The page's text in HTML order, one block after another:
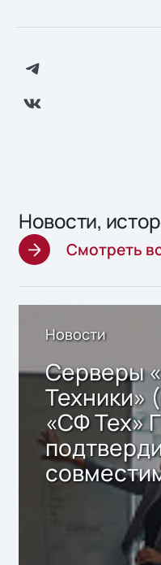
Новости,
Смотреть
Новости
Серверы
Техники»
«СФ Тех»
решением
Storage
хранения